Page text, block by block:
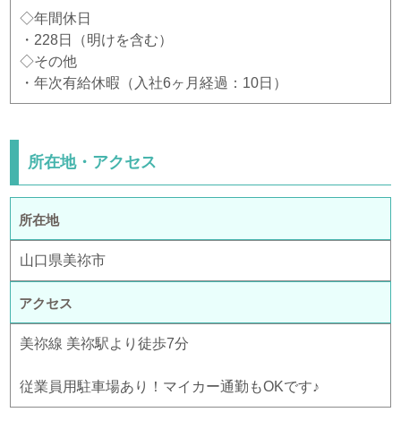
◇年間休日
・228日（明けを含む）
◇その他
・年次有給休暇（入社6ヶ月経過：10日）
所在地・アクセス
所在地
山口県美祢市
アクセス
美祢線 美祢駅より徒歩7分
従業員用駐車場あり！マイカー通勤もOKです♪